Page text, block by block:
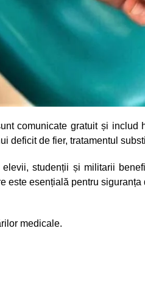
comunicate gratuit și includ
deficit de fier, tratamentul
studenții și militarii
este esențială pentru siguranța
medicale.